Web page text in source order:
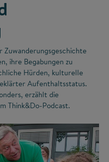
Zuwanderungsgeschichte
ihre Begabungen zu
Hürden, kulturelle
Aufenthaltsstatus.
erzählt die
Think&Do-Podcast.